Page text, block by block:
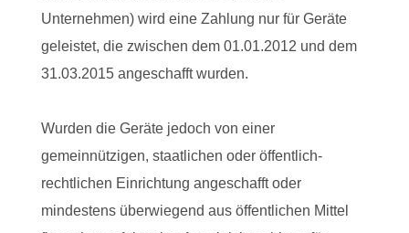
Unternehmen) wird eine Zahlung nur für Geräte
geleistet, die zwischen dem 01.01.2012 und dem
31.03.2015 angeschafft wurden.
Wurden die Geräte jedoch von einer
gemeinnützigen, staatlichen oder öffentlich-
rechtlichen Einrichtung angeschafft oder
mindestens überwiegend aus öffentlichen Mittel